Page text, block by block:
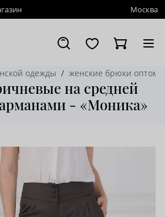
Москва
одежды женские брюки оптом
на средней
- «Моника»